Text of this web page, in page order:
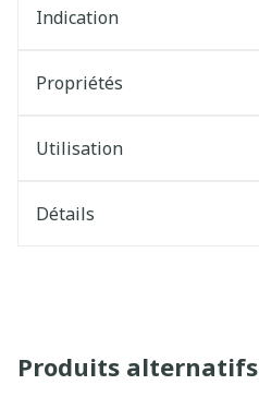
Indication
Propriétés
Utilisation
Détails
Produits alternatifs